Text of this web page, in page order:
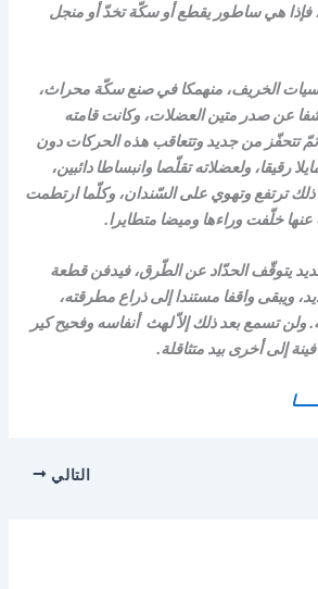
، فإذا هي ساطور يقطع أو سكّة تخدّ أو منجل
الخريف، منهمكا في صنع سكّة محراث،
عن صدر متين العضلات، وكانت قامته
تتحفّز من جديد وتتعاقب هذه الحركات دون
رقيقا، ولعضلاته تقلّصا وانبساطا دائبين،
ذلك ترتفع وتهوي على السّندان، وكلّما ارتطمت
خلّفت وراءها وميضا متطايرا.
يتوقّف الحدّاد عن الطّرق، فيدفن قطعة
ويبقى واقفا مستندا إلى ذراع مطرقته،
ولن تسمع بعد ذلك إلاّ لهث أنفاسه وفحيح كير
إلى أخرى بيد متثاقلة.
التالي